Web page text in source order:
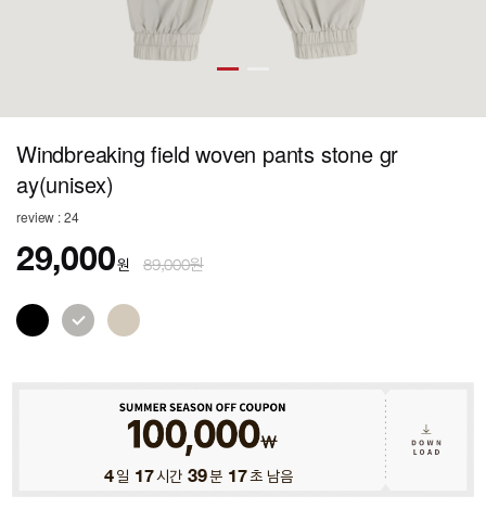
Windbreaking field woven pants stone gr
ay(unisex)
review : 24
29,000원 89,000원
4일 17시간 39분 14초 남음